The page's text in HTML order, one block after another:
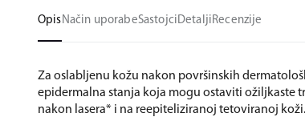
OpisNačin uporabeSastojciDetaljiRecenzije
Za oslabljenu kožu nakon površinskih
epidermalna stanja koja mogu ostaviti ožiljkaste
nakon lasera* i na reepiteliziranoj tetoviranoj koži.